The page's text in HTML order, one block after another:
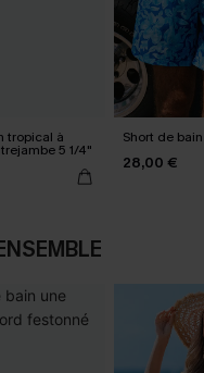
tropical à
5 1/4"
Short de
28,00 €